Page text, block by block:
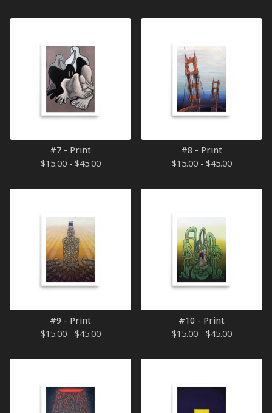
#7 - Print
$15.00 - $45.00
#8 - Print
$15.00 - $45.00
#9 - Print
$15.00 - $45.00
#10 - Print
$15.00 - $45.00